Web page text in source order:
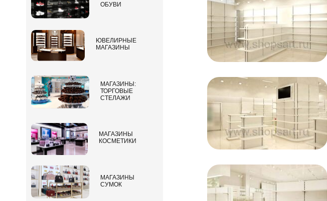
ОБУВИ
ЮВЕЛИРНЫЕ
МАГАЗИНЫ
МАГАЗИНЫ:
ТОРГОВЫЕ
СТЕЛАЖИ
МАГАЗИНЫ
КОСМЕТИКИ
МАГАЗИНЫ
СУМОК